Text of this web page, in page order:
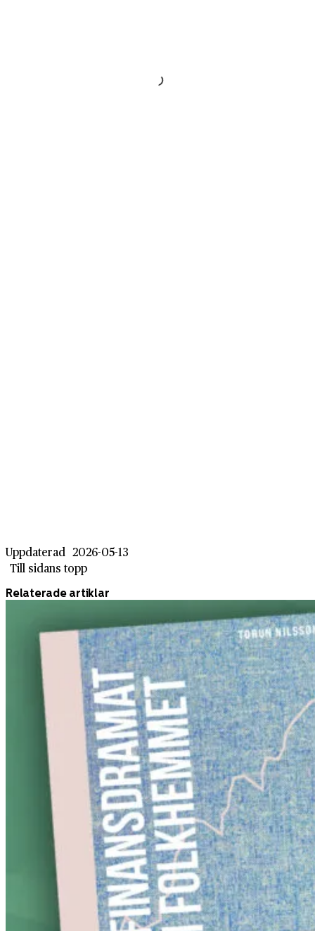
Uppdaterad 2026-05-13
Till sidans topp
Relaterade artiklar